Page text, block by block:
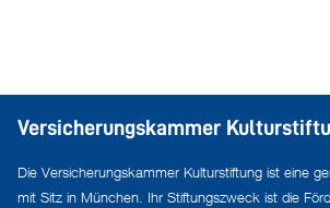
Versicherungskammer
Die Versicherungskammer Kulturstiftung ist eine
mit Sitz in München. Ihr Stiftungszweck ist die